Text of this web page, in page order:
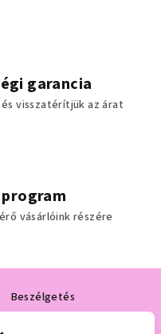
garancia
visszatérítjük az árat
vásárlóink részére
Beszélgetés